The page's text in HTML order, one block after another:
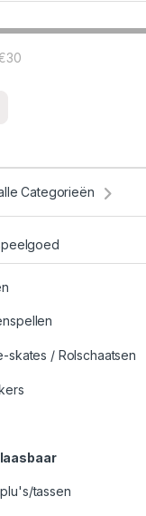
Categorieën
skates / Rolschaatsen
tassen